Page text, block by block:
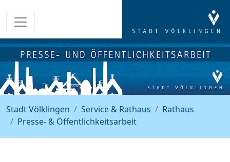
Stadt Völklingen Service & Rathaus
Rathaus
Presse- & Öffentlichkeitsarbeit